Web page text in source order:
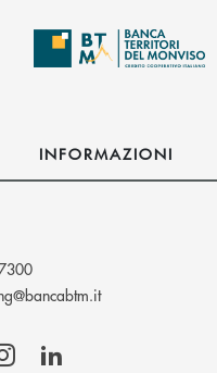
INFORMAZIONI
(si apre l’app